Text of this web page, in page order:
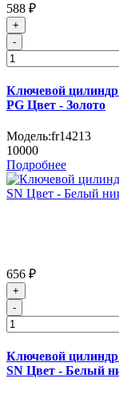
588 ₽
+
-
Ключевой
PG Цвет - Золото
Модель:fr14213
10000
Подробнее
656 ₽
+
-
Ключевой
SN Цвет - Белый